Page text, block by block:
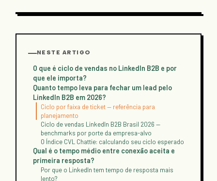
NESTE ARTIGO
O que é ciclo de vendas no LinkedIn B2B e por
que ele importa?
Quanto tempo leva para fechar um lead pelo
LinkedIn B2B em 2026?
Ciclo por faixa de ticket — referência para
planejamento
Ciclo de vendas LinkedIn B2B Brasil 2026 —
benchmarks por porte da empresa-alvo
O Índice CVL Chattie: calculando seu ciclo esperado
Qual é o tempo médio entre conexão aceita e
primeira resposta?
Por que o LinkedIn tem tempo de resposta mais
lento?